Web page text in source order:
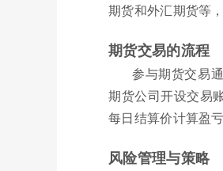
期货和外汇期货等
期货交易的流程
参与期货交易
期货公司开设交易
每日结算价计算盈
风险管理与策略